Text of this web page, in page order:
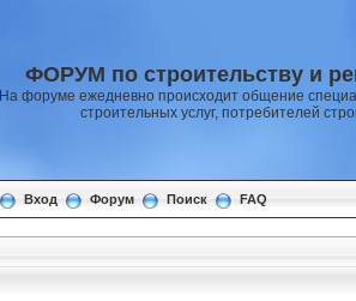
ФОРУМ по строительству и
На форуме ежедневно происходит общение
строительных услуг, потребителей
Вход Форум Поиск FAQ